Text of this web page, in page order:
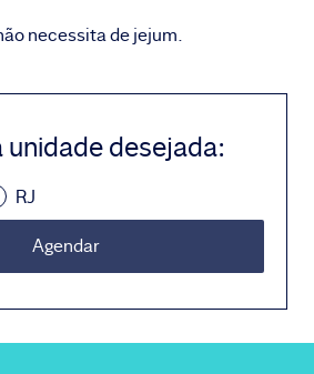
necessita de jejum.
unidade desejada:
RJ
Agendar